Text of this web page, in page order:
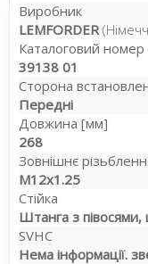
Виробник
LEMFORDER
Каталоговий номер
39138 01
Сторона
Передні
Довжина [мм]
268
Зовнішнє
M12x1.25
Стійка
Штанга з
SVHC
Нема інформації.